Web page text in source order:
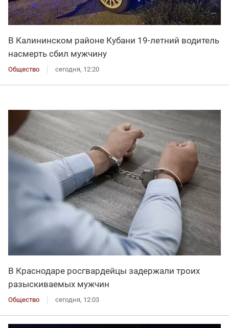
В Калининском районе Кубани 19-летний водитель
насмерть сбил мужчину
Общество сегодня, 12:20
В Краснодаре росгвардейцы задержали троих
разыскиваемых мужчин
Общество сегодня, 12:03